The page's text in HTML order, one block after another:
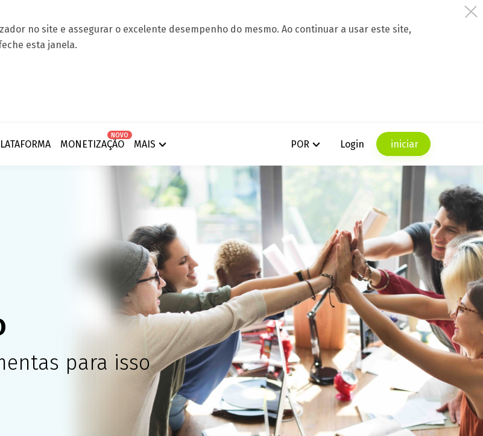
no site e assegurar o excelente desempenho do mesmo. Ao continuar a usar este site,
esta janela.
MONETIZAÇÃO
NOVO
MAIS POR Login iniciar
para isso